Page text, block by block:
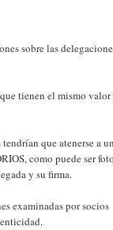
sobre las
tienen el mismo
que atenerse a
como puede ser
y su firma.
examinadas por socios